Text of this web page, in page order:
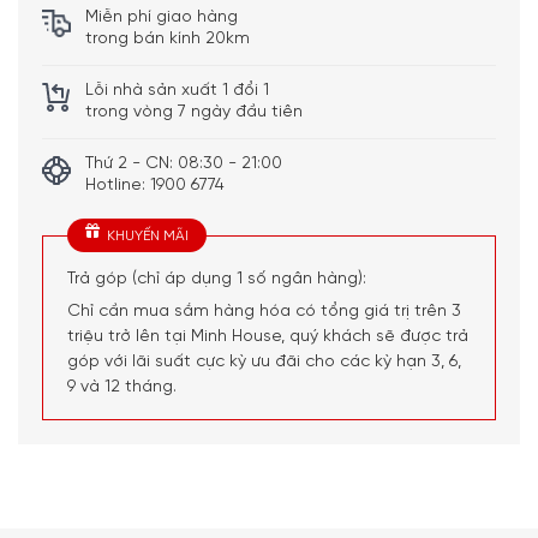
Mã sản phẩm: Smeg tủ lạnh 101l + 13l
Màu sắc: Kem
Nhập khẩu Đức & EU
Lớp hiệu quả năng lượng: A ++
Mức tiêu thụ năng lượng hàng năm: 139 kWh / a
Điện áp: 220-240 V
Tần số (Hz): 50 Hz
Tổng khối lượng tổng: 118 L
Miễn phí giao hàng
trong bán kính 20km
Lỗi nhà sản xuất 1 đổi 1
trong vòng 7 ngày đầu tiên
Thứ 2 - CN: 08:30 - 21:00
Hotline: 1900 6774
KHUYẾN MÃI
Trả góp (chỉ áp dụng 1 số ngân hàng):
Chỉ cần mua sắm hàng hóa có tổng giá trị trên 3
triệu trở lên tại Minh House, quý khách sẽ được trả
góp với lãi suất cực kỳ ưu đãi cho các kỳ hạn 3, 6,
9 và 12 tháng.